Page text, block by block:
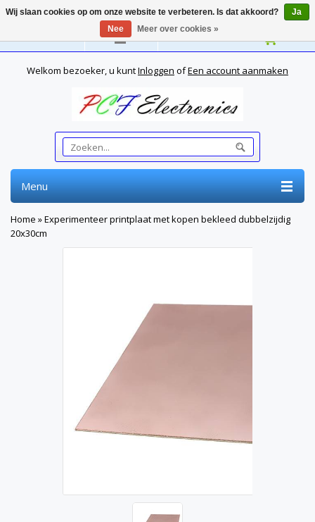
Nederlands
Welkom bezoeker, u kuntInloggen ofEen account aanmaken
Menu
Home »Experimenteer printplaat met kopen bekleed dubbelzijdig
20x30cm
Wij slaan cookies op om onze website te verbeteren. Is dat akkoord?
Ja
Nee
Meer over cookies »